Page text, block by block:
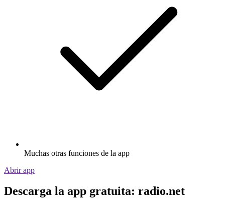
Muchas otras funciones de la app
Abrir app
Descarga la app gratuita: radio.net